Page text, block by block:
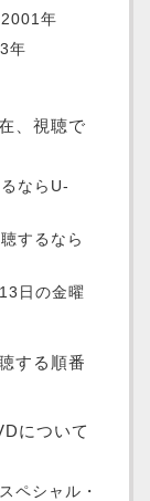
2001年
年
、視聴で
ならU-
するなら
日の金曜
する順番
について
ペシャル・